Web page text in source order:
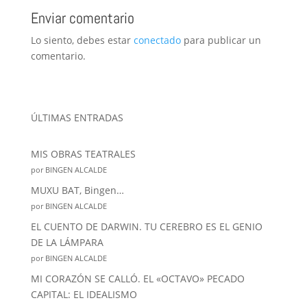
k
Enviar comentario
Lo siento, debes estar conectadopara publicar un
comentario.
ÚLTIMAS ENTRADAS
MIS OBRAS TEATRALES
por BINGEN ALCALDE
MUXU BAT, Bingen…
por BINGEN ALCALDE
EL CUENTO DE DARWIN. TU CEREBRO ES EL GENIO
DE LA LÁMPARA
por BINGEN ALCALDE
MI CORAZÓN SE CALLÓ. EL «OCTAVO» PECADO
CAPITAL: EL IDEALISMO